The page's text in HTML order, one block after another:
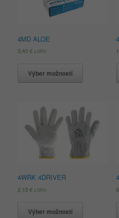
4MD ALOE
3,40€ s DPH
Výber možností
4WRK 4DRIVER
2,15€ s DPH
Výber možností